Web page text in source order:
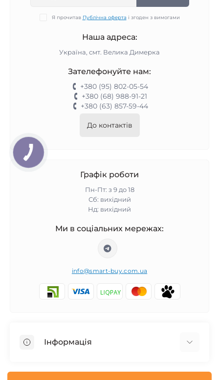
Я прочитав Публічна оферта і згоден з вимогами
Наша адреса:
Україна, смт. Велика Димерка
Зателефонуйте нам:
+380 (95) 802-05-54
+380 (68) 988-91-21
+380 (63) 857-59-44
До контактів
Графік роботи
Пн-Пт: з 9 до 18
Сб: вихідний
Нд: вихідний
Ми в соціальних мережах:
info@smart-buy.com.ua
Інформація